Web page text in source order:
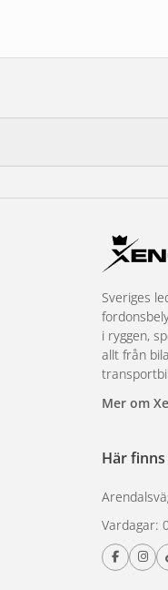
Sveriges
i ryggen,
allt från
Mer om
Här
Vardagar: